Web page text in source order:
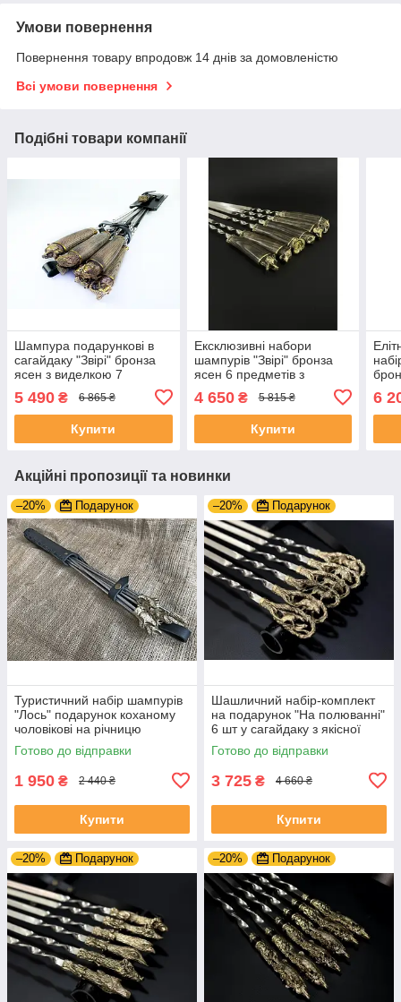
Умови повернення
Повернення товару впродовж 14 днів за домовленістю
Всі умови повернення
Подібні товари компанії
Шампура подарункові в
сагайдаку "Звірі" бронза
ясен з виделкою 7
чоловікові на річницю
5 490 ₴ 6 865 ₴
Купити
Ексклюзивні набори
шампурів "Звірі" бронза
ясен 6 предметів з
4 650₴ 5 815 ₴
Купити
6
Акційні пропозиції та новинки
–20% Подарунок
Туристичний набір шампурів
"Лось" подарунок коханому
чоловікові на річницю
Готово до відправки
1 950 ₴ 2 440 ₴
Купити
–20% Подарунок
Шашличний набір-комплект
на подарунок "На полюванні"
6 шт у сагайдаку з якісної
натуральної шкіри
Готово до відправки
3 725 ₴ 4 660 ₴
Купити
–20% Подарунок –20% Подарунок